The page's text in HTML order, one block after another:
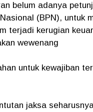
belum adanya
(BPN), untuk
terjadi kerugian
wewenang
untuk kewajiban
jaksa